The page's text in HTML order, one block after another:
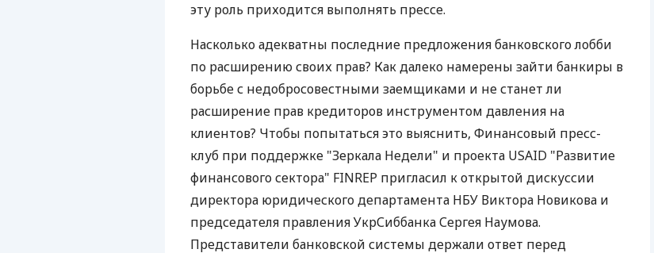
эту роль приходится выполнять прессе.
Насколько адекватны последние предложения банковского лобби
по расширению своих прав? Как далеко намерены зайти банкиры в
борьбе с недобросовестными заемщиками и не станет ли
расширение прав кредиторов инструментом давления на
клиентов? Чтобы попытаться это выяснить, Финансовый пресс-
клуб при поддержке "Зеркала Недели" и проекта USAID "Развитие
финансового сектора" FINREP пригласил к открытой дискуссии
директора юридического департамента НБУ Виктора Новикова и
председателя правления УкрСиббанка Сергея Наумова.
Представители банковской системы держали ответ перед